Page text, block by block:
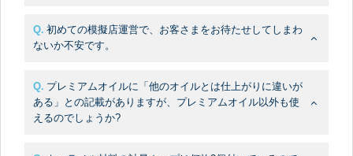
初めての模擬店運営で、お客さまをお待たせしてしまわ
ないか不安です。
プレミアムオイルに「他のオイルとは仕上がりに違いが
ある」との記載がありますが、プレミアムオイル以外も使
えるのでしょうか?